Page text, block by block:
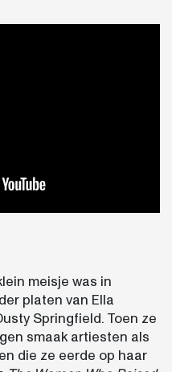
meisje was in
platen van Ella
Springfield. Toen ze
smaak artiesten als
die ze eerde op haar